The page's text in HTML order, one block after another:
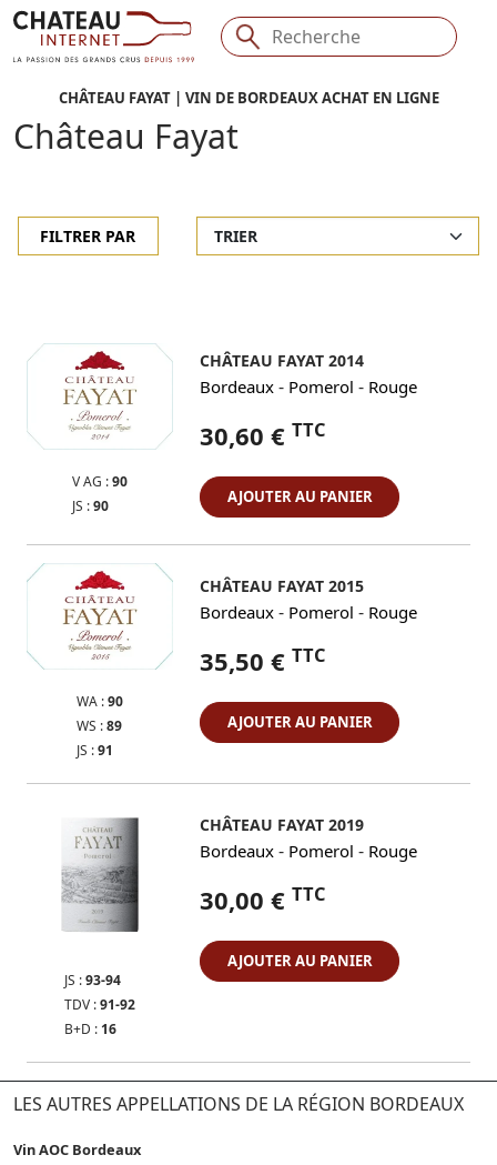
CHÂTEAU FAYAT | VIN DE BORDEAUX ACHAT EN LIGNE
Château Fayat
FILTRER PAR
V AG :90
JS :90
CHÂTEAU FAYAT 2014
Bordeaux - Pomerol - Rouge
30,60 € TTC
AJOUTER AU PANIER
WA :90
WS :89
JS :91
CHÂTEAU FAYAT 2015
Bordeaux - Pomerol - Rouge
35,50 € TTC
AJOUTER AU PANIER
JS :93-94
TDV :91-92
B+D : 16
CHÂTEAU FAYAT 2019
Bordeaux - Pomerol - Rouge
30,00 € TTC
AJOUTER AU PANIER
LES AUTRES APPELLATIONS DE LA RÉGION BORDEAUX
Vin AOC Bordeaux